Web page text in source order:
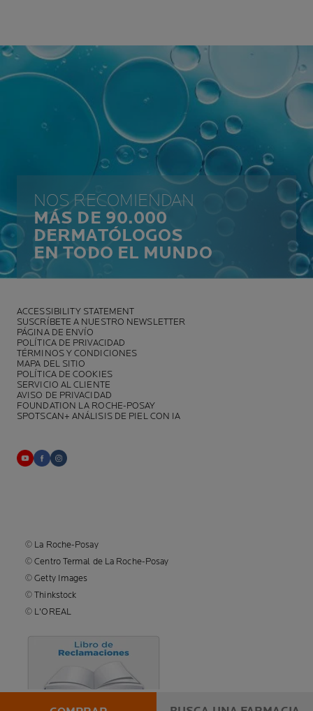
NOS RECOMIENDAN
MÁS DE 90.000
DERMATÓLOGOS
EN TODO EL MUNDO
ACCESSIBILITY STATEMENT
SUSCRÍBETE A NUESTRO NEWSLETTER
PÁGINA DE ENVÍO
POLÍTICA DE PRIVACIDAD
TÉRMINOS Y CONDICIONES
MAPA DEL SITIO
POLÍTICA DE COOKIES
SERVICIO AL CLIENTE
AVISO DE PRIVACIDAD
FOUNDATION LA ROCHE-POSAY
SPOTSCAN+ ANÁLISIS DE PIEL CON IA
© La Roche-Posay
© Centro Termal de La Roche-Posay
© Getty Images
© Thinkstock
© L'OREAL